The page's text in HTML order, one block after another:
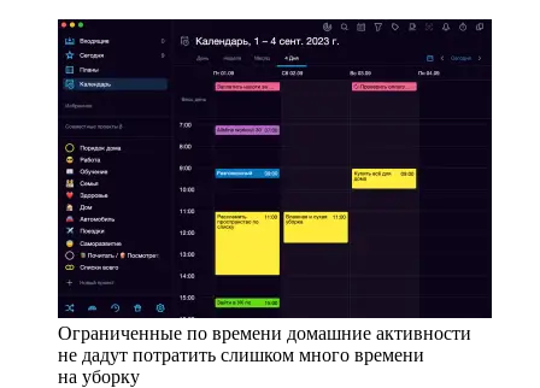
Ограниченные по времени домашние активности
не дадут потратить слишком много времени
на уборку